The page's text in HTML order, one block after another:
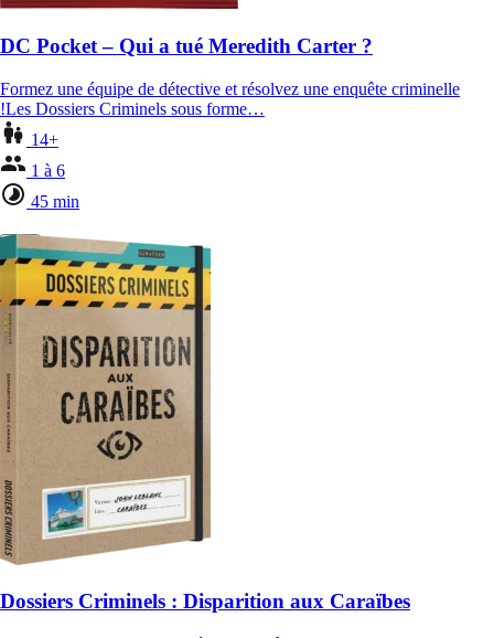
DC Pocket – Qui a tué Meredith Carter ?
Formez une équipe de détective et résolvez une enquête criminelle
!Les Dossiers Criminels sous forme…
14+
1 à 6
45 min
Dossiers Criminels : Disparition aux Caraïbes